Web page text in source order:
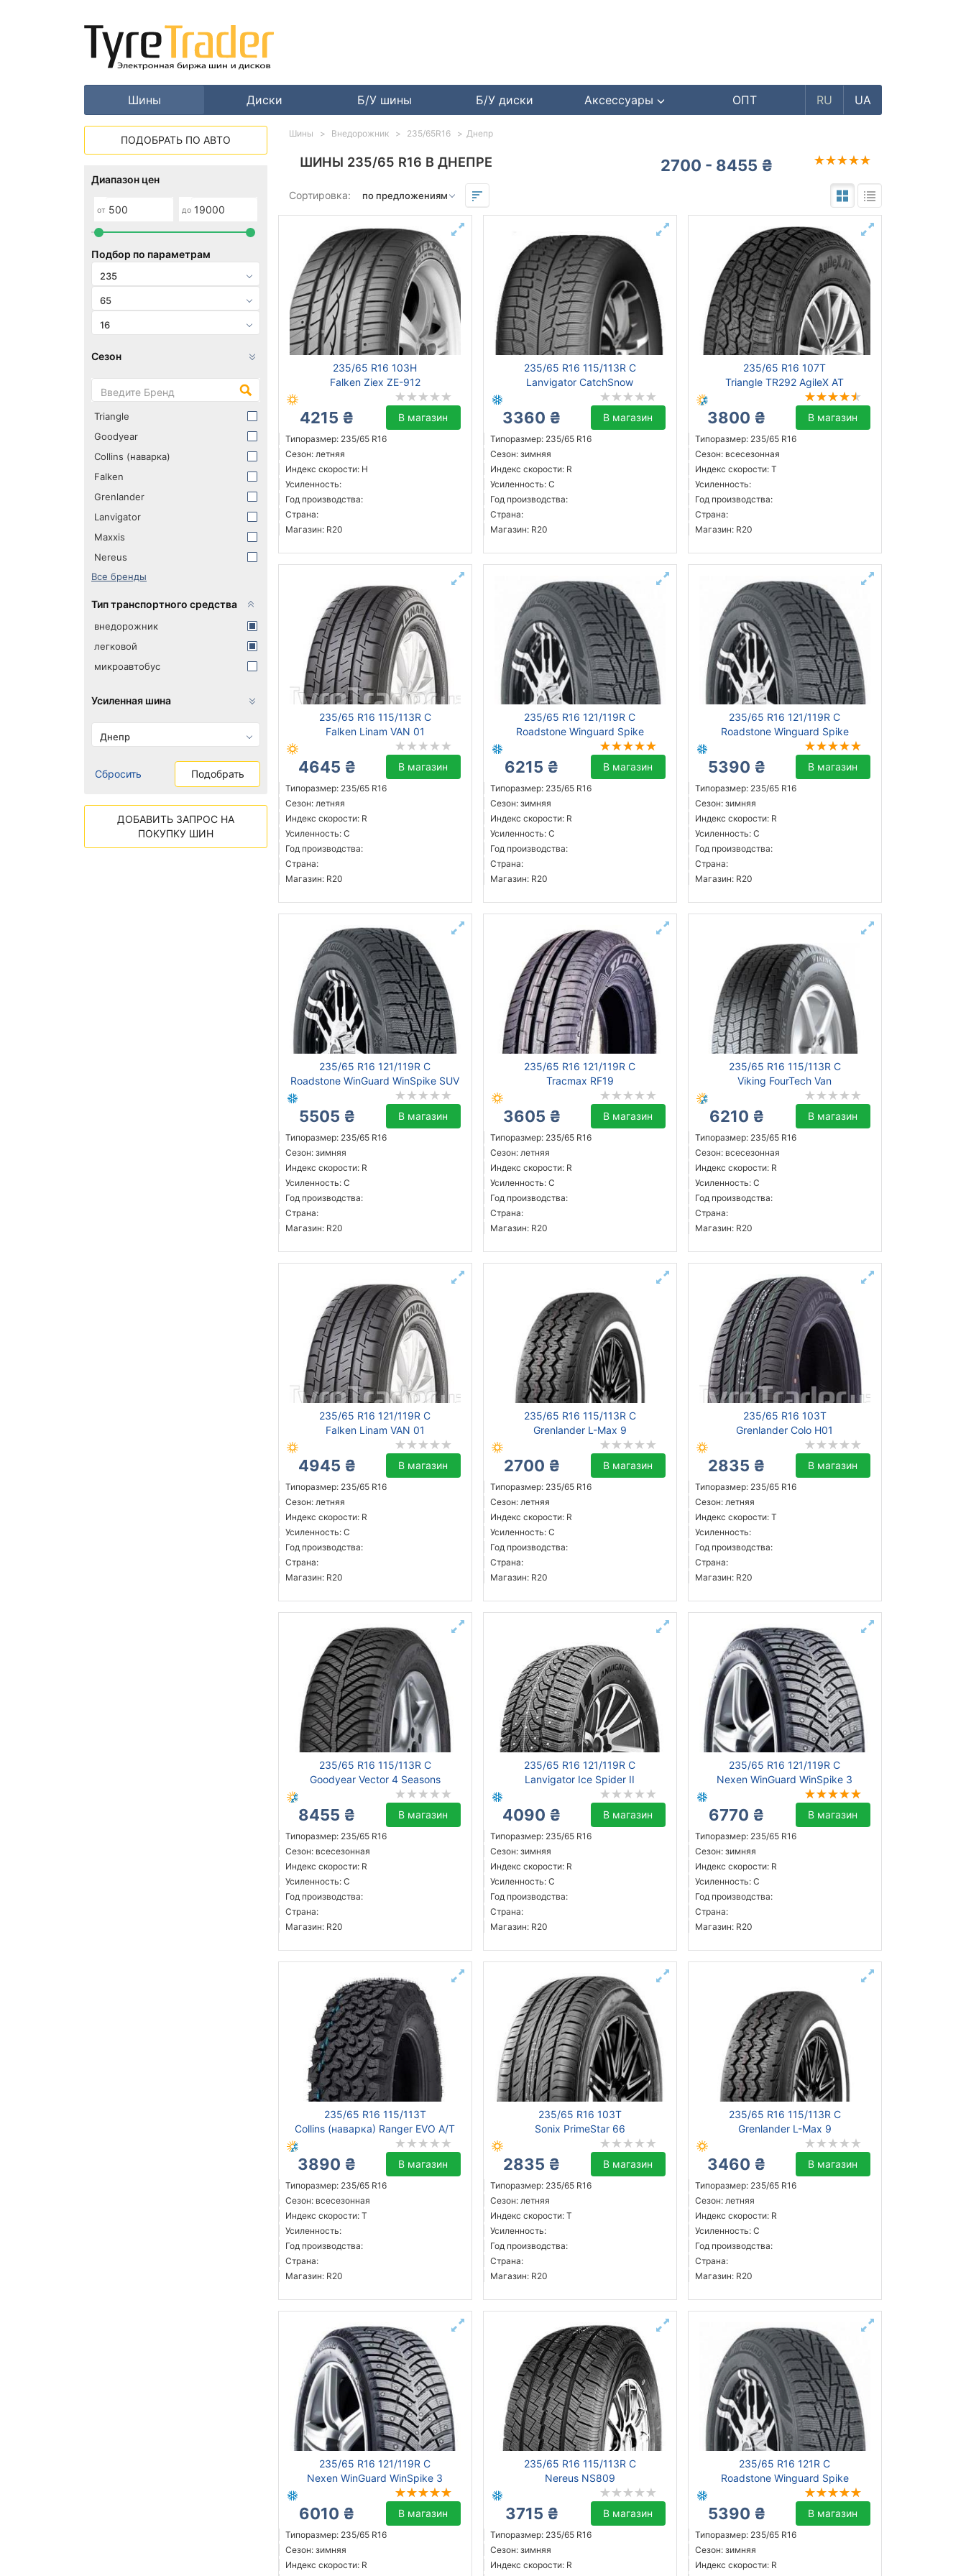
Шины Диски Б/У шины Б/У диски Аксессуары ОПТ RU UA
ШИНЫ 235/65 R16 В ДНЕПРЕ 2700 - 8455 ₴
Сортировка:
235/65 R16 103H
Falken Ziex ZE-912
4215 ₴ В магазин
Типоразмер: 235/65 R16
Сезон: летняя
Индекс скорости: H
Усиленность:
Год производства:
Страна:
Магазин: R20
235/65 R16 115/113R C
Lanvigator CatchSnow
3360 ₴ В магазин
Типоразмер: 235/65 R16
Сезон: зимняя
Индекс скорости: R
Усиленность: C
Год производства:
Страна:
Магазин: R20
235/65 R16 107T
Triangle TR292 AgileX AT
3800 ₴ В магазин
Типоразмер: 235/65 R16
Сезон: всесезонная
Индекс скорости: T
Усиленность:
Год производства:
Страна:
Магазин: R20
235/65 R16 115/113R C
Falken Linam VAN 01
4645 ₴ В магазин
Типоразмер: 235/65 R16
Сезон: летняя
Индекс скорости: R
Усиленность: C
Год производства:
Страна:
Магазин: R20
235/65 R16 121/119R C
Roadstone Winguard Spike
6215 ₴ В магазин
Типоразмер: 235/65 R16
Сезон: зимняя
Индекс скорости: R
Усиленность: C
Год производства:
Страна:
Магазин: R20
235/65 R16 121/119R C
Roadstone Winguard Spike
5390 ₴ В магазин
Типоразмер: 235/65 R16
Сезон: зимняя
Индекс скорости: R
Усиленность: C
Год производства:
Страна:
Магазин: R20
235/65 R16 121/119R C
Roadstone WinGuard WinSpike SUV
5505 ₴ В магазин
Типоразмер: 235/65 R16
Сезон: зимняя
Индекс скорости: R
Усиленность: C
Год производства:
Страна:
Магазин: R20
235/65 R16 121/119R C
Tracmax RF19
3605 ₴ В магазин
Типоразмер: 235/65 R16
Сезон: летняя
Индекс скорости: R
Усиленность: C
Год производства:
Страна:
Магазин: R20
235/65 R16 115/113R C
Viking FourTech Van
6210 ₴ В магазин
Типоразмер: 235/65 R16
Сезон: всесезонная
Индекс скорости: R
Усиленность: C
Год производства:
Страна:
Магазин: R20
235/65 R16 121/119R C
Falken Linam VAN 01
4945 ₴ В магазин
Типоразмер: 235/65 R16
Сезон: летняя
Индекс скорости: R
Усиленность: C
Год производства:
Страна:
Магазин: R20
235/65 R16 115/113R C
Grenlander L-Max 9
2700 ₴ В магазин
Типоразмер: 235/65 R16
Сезон: летняя
Индекс скорости: R
Усиленность: C
Год производства:
Страна:
Магазин: R20
235/65 R16 103T
Grenlander Colo H01
2835 ₴ В магазин
Типоразмер: 235/65 R16
Сезон: летняя
Индекс скорости: T
Усиленность:
Год производства:
Страна:
Магазин: R20
235/65 R16 115/113R C
Goodyear Vector 4 Seasons
8455 ₴ В магазин
Типоразмер: 235/65 R16
Сезон: всесезонная
Индекс скорости: R
Усиленность: C
Год производства:
Страна:
Магазин: R20
235/65 R16 121/119R C
Lanvigator Ice Spider II
4090 ₴ В магазин
Типоразмер: 235/65 R16
Сезон: зимняя
Индекс скорости: R
Усиленность: C
Год производства:
Страна:
Магазин: R20
235/65 R16 121/119R C
Nexen WinGuard WinSpike 3
6770 ₴ В магазин
Типоразмер: 235/65 R16
Сезон: зимняя
Индекс скорости: R
Усиленность: C
Год производства:
Страна:
Магазин: R20
235/65 R16 115/113T
Collins (наварка) Ranger EVO A/T
3890 ₴ В магазин
Типоразмер: 235/65 R16
Сезон: всесезонная
Индекс скорости: T
Усиленность:
Год производства:
Страна:
Магазин: R20
235/65 R16 103T
Sonix PrimeStar 66
2835 ₴ В магазин
Типоразмер: 235/65 R16
Сезон: летняя
Индекс скорости: T
Усиленность:
Год производства:
Страна:
Магазин: R20
235/65 R16 115/113R C
Grenlander L-Max 9
3460 ₴ В магазин
Типоразмер: 235/65 R16
Сезон: летняя
Индекс скорости: R
Усиленность: C
Год производства:
Страна:
Магазин: R20
235/65 R16 121/119R C
Nexen WinGuard WinSpike 3
6010 ₴ В магазин
Типоразмер: 235/65 R16
Сезон: зимняя
Индекс скорости: R
235/65 R16 115/113R C
Nereus NS809
3715 ₴ В магазин
Типоразмер: 235/65 R16
Сезон: зимняя
Индекс скорости: R
235/65 R16 121R C
Roadstone Winguard Spike
5390 ₴ В магазин
Типоразмер: 235/65 R16
Сезон: зимняя
Индекс скорости: R
Шины Внедорожник 235/65R16 Днепр
ПОДОБРАТЬ ПО АВТО
Диапазон цен
от до
Подбор по параметрам
235
65
16
Сезон
Triangle
Goodyear
Collins (наварка)
Falken
Grenlander
Lanvigator
Maxxis
Nereus
Все бренды
Тип транспортного средства
внедорожник
легковой
микроавтобус
Усиленная шина
Днепр
Сбросить Подобрать
ДОБАВИТЬ ЗАПРОС НА
ПОКУПКУ ШИН